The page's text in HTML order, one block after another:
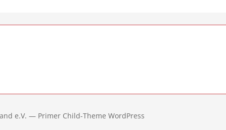
e.V. — Primer Child-Theme WordPress